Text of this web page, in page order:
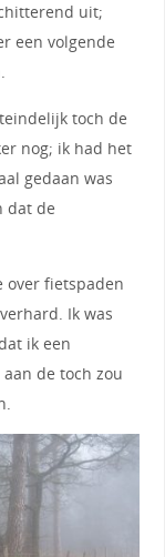
uit;
een volgende
toch de
nog; ik had het
gedaan was
dat de
over fietspaden
Ik was
ik een
de toch zou